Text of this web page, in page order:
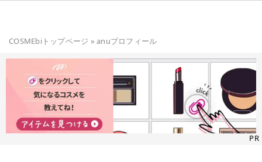
COSMEbiトップページ »anuプロフィール
PR